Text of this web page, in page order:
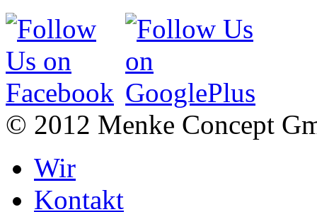
© 2012 Menke Concept
Wir
Kontakt